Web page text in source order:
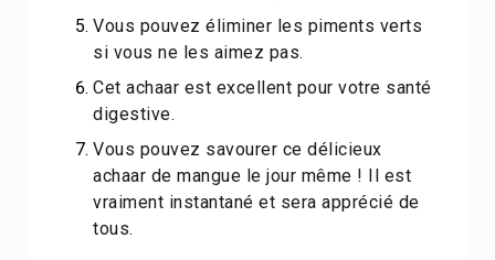
Vous pouvez éliminer les piments verts
si vous ne les aimez pas.
Cet achaar est excellent pour votre santé
digestive.
Vous pouvez savourer ce délicieux
achaar de mangue le jour même ! Il est
vraiment instantané et sera apprécié de
tous.